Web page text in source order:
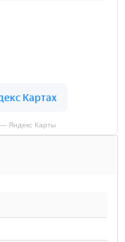
Яндекс Карты